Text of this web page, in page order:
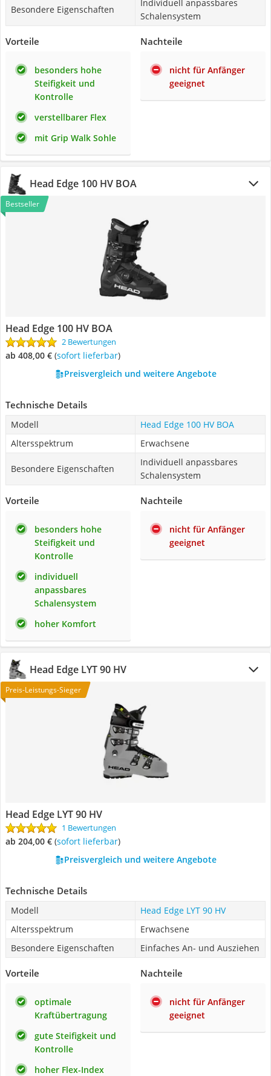
Besondere Eigenschaften
Individuell anpassbares
Schalensystem
Vorteile
besonders hohe
Steifigkeit und
Kontrolle
verstellbarer Flex
mit Grip Walk Sohle
Nachteile
nicht für Anfänger
geeignet
Head Edge 100 HV BOA
Bestseller
Head Edge 100 HV BOA
2 Bewertungen
ab 408,00 € ( Sofort lieferbar)
Preisvergleich und weitere Angebote
Technische Details
Modell
Head Edge 100 HV BOA
Altersspektrum
Erwachsene
Besondere Eigenschaften
Individuell anpassbares
Schalensystem
Vorteile
besonders hohe
Steifigkeit und
Kontrolle
individuell
anpassbares
Schalensystem
hoher Komfort
Nachteile
nicht für Anfänger
geeignet
Head Edge LYT 90 HV
Preis-Leistungs-Sieger
Head Edge LYT 90 HV
1 Bewertungen
ab 204,00 € ( Sofort lieferbar)
Preisvergleich und weitere Angebote
Technische Details
Modell
Head Edge LYT 90 HV
Altersspektrum
Erwachsene
Besondere Eigenschaften
Einfaches An- und Ausziehen
Vorteile
optimale
Kraftübertragung
gute Steifigkeit und
Kontrolle
hoher Flex-Index
Nachteile
nicht für Anfänger
geeignet